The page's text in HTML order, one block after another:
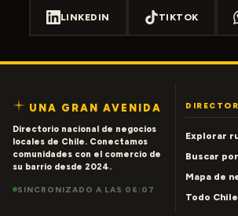
LINKEDIN TIKTOK
UNA GRAN AVENIDA
Directorio nacional de negocios
locales de Chile. Conectamos
comunidades con el comercio de
su barrio desde 2024.
SINCRONIZADO A LAS 06:07
Explorar
Buscar
Mapa de
Todo Chile